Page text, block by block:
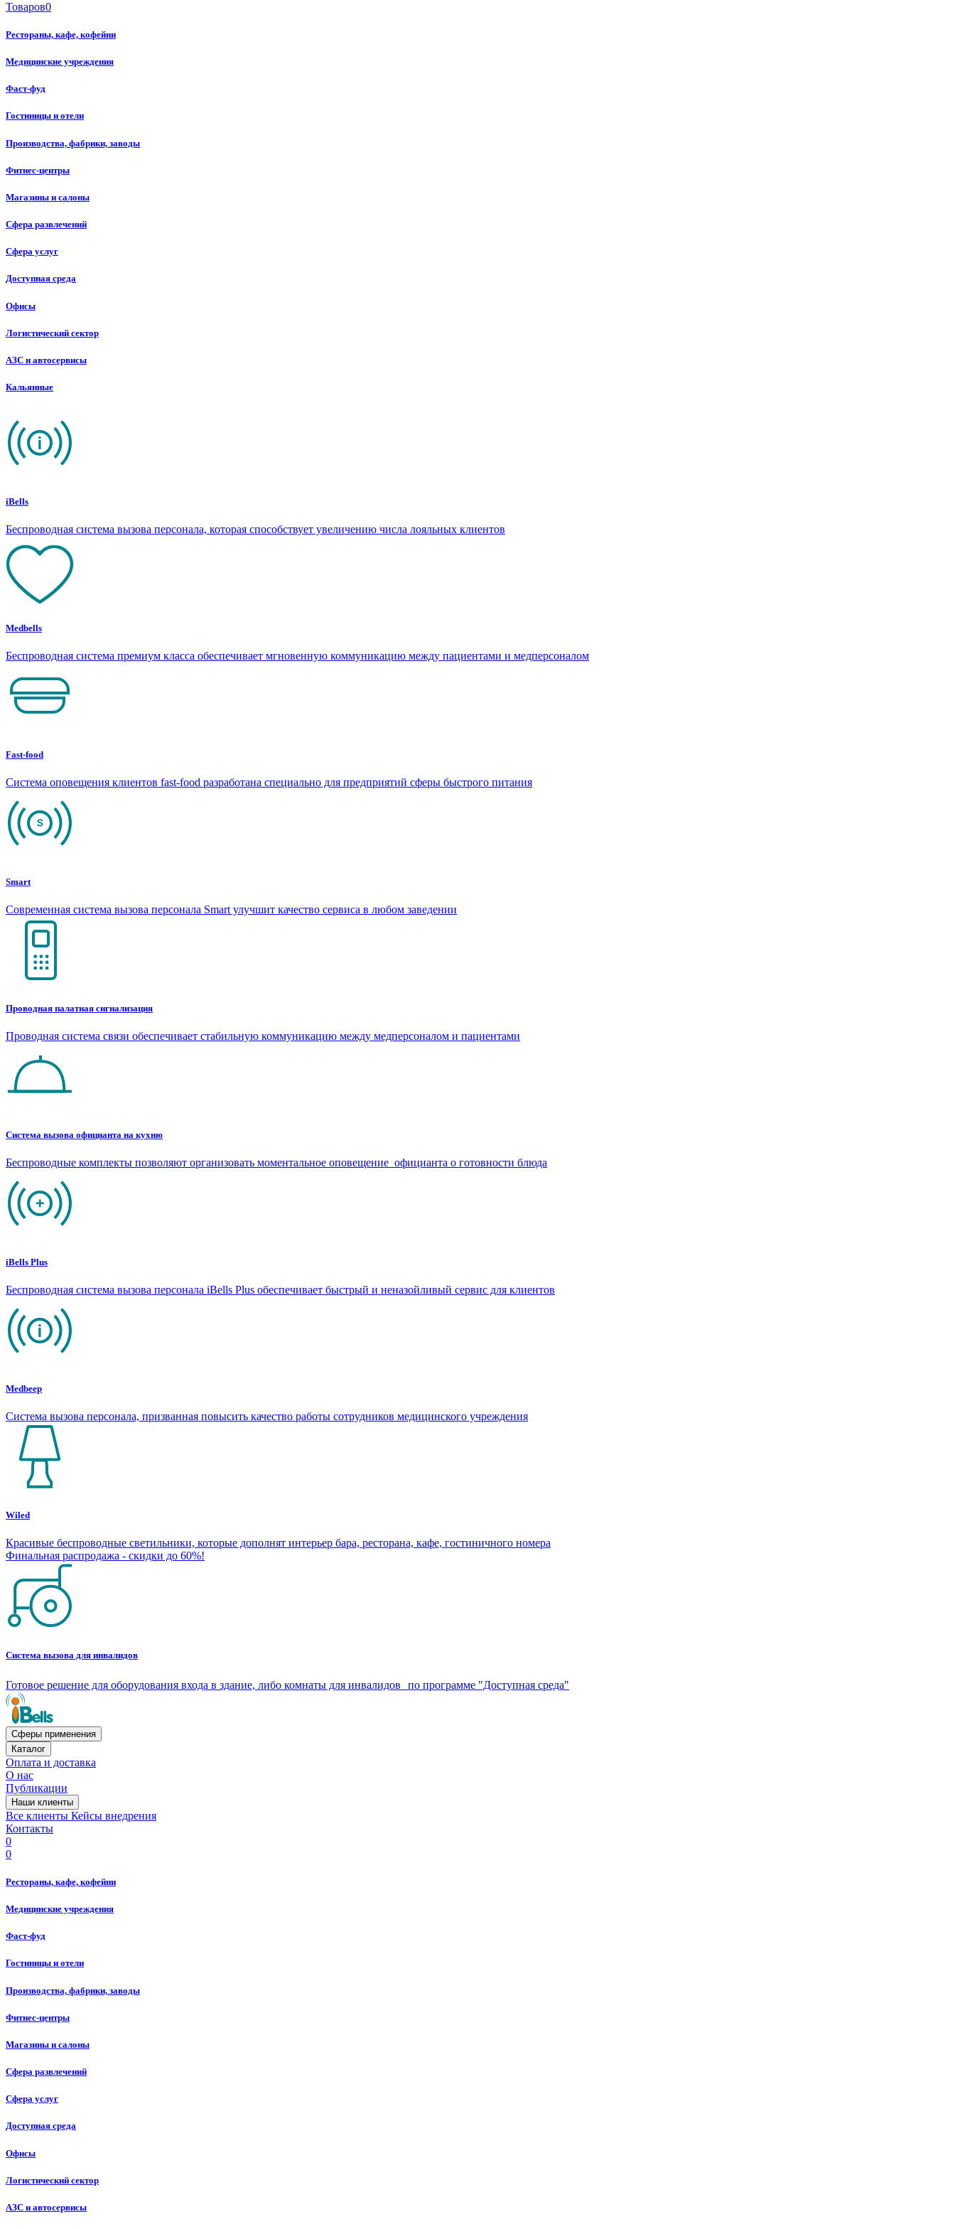
Товаров0
Рестораны, кафе, кофейни
Медицинские учреждения
Фаст-фуд
Гостиницы и отели
Производства, фабрики, заводы
Фитнес-центры
Магазины и салоны
Сфера развлечений
Сфера услуг
Доступная среда
Офисы
Логистический сектор
АЗС и автосервисы
Кальянные
iBells
Беспроводная система вызова персонала, которая способствует увеличению числа лояльных клиентов
Medbells
Беспроводная система премиум класса обеспечивает мгновенную коммуникацию между пациентами и медперсоналом
Fast-food
Система оповещения клиентов fast-food разработана специально для предприятий сферы быстрого питания
Smart
Современная система вызова персонала Smart улучшит качество сервиса в любом заведении
Проводная палатная сигнализация
Проводная система связи обеспечивает стабильную коммуникацию между медперсоналом и пациентами
Система вызова официанта на кухню
Беспроводные комплекты позволяют организовать моментальное оповещение официанта о готовности блюда
iBells Plus
Беспроводная система вызова персонала iBells Plus обеспечивает быстрый и неназойливый сервис для клиентов
Medbeep
Система вызова персонала, призванная повысить качество работы сотрудников медицинского учреждения
Wiled
Красивые беспроводные светильники, которые дополнят интерьер бара, ресторана, кафе, гостиничного номера
Финальная распродажа - скидки до 60%!
Система вызова для инвалидов
Готовое решение для оборудования входа в здание, либо комнаты для инвалидов по программе "Доступная среда"
Сферы применения
Каталог
Оплата и доставка
О нас
Публикации
Наши клиенты
Все клиенты Кейсы внедрения
Контакты
0
0
Рестораны, кафе, кофейни
Медицинские учреждения
Фаст-фуд
Гостиницы и отели
Производства, фабрики, заводы
Фитнес-центры
Магазины и салоны
Сфера развлечений
Сфера услуг
Доступная среда
Офисы
Логистический сектор
АЗС и автосервисы